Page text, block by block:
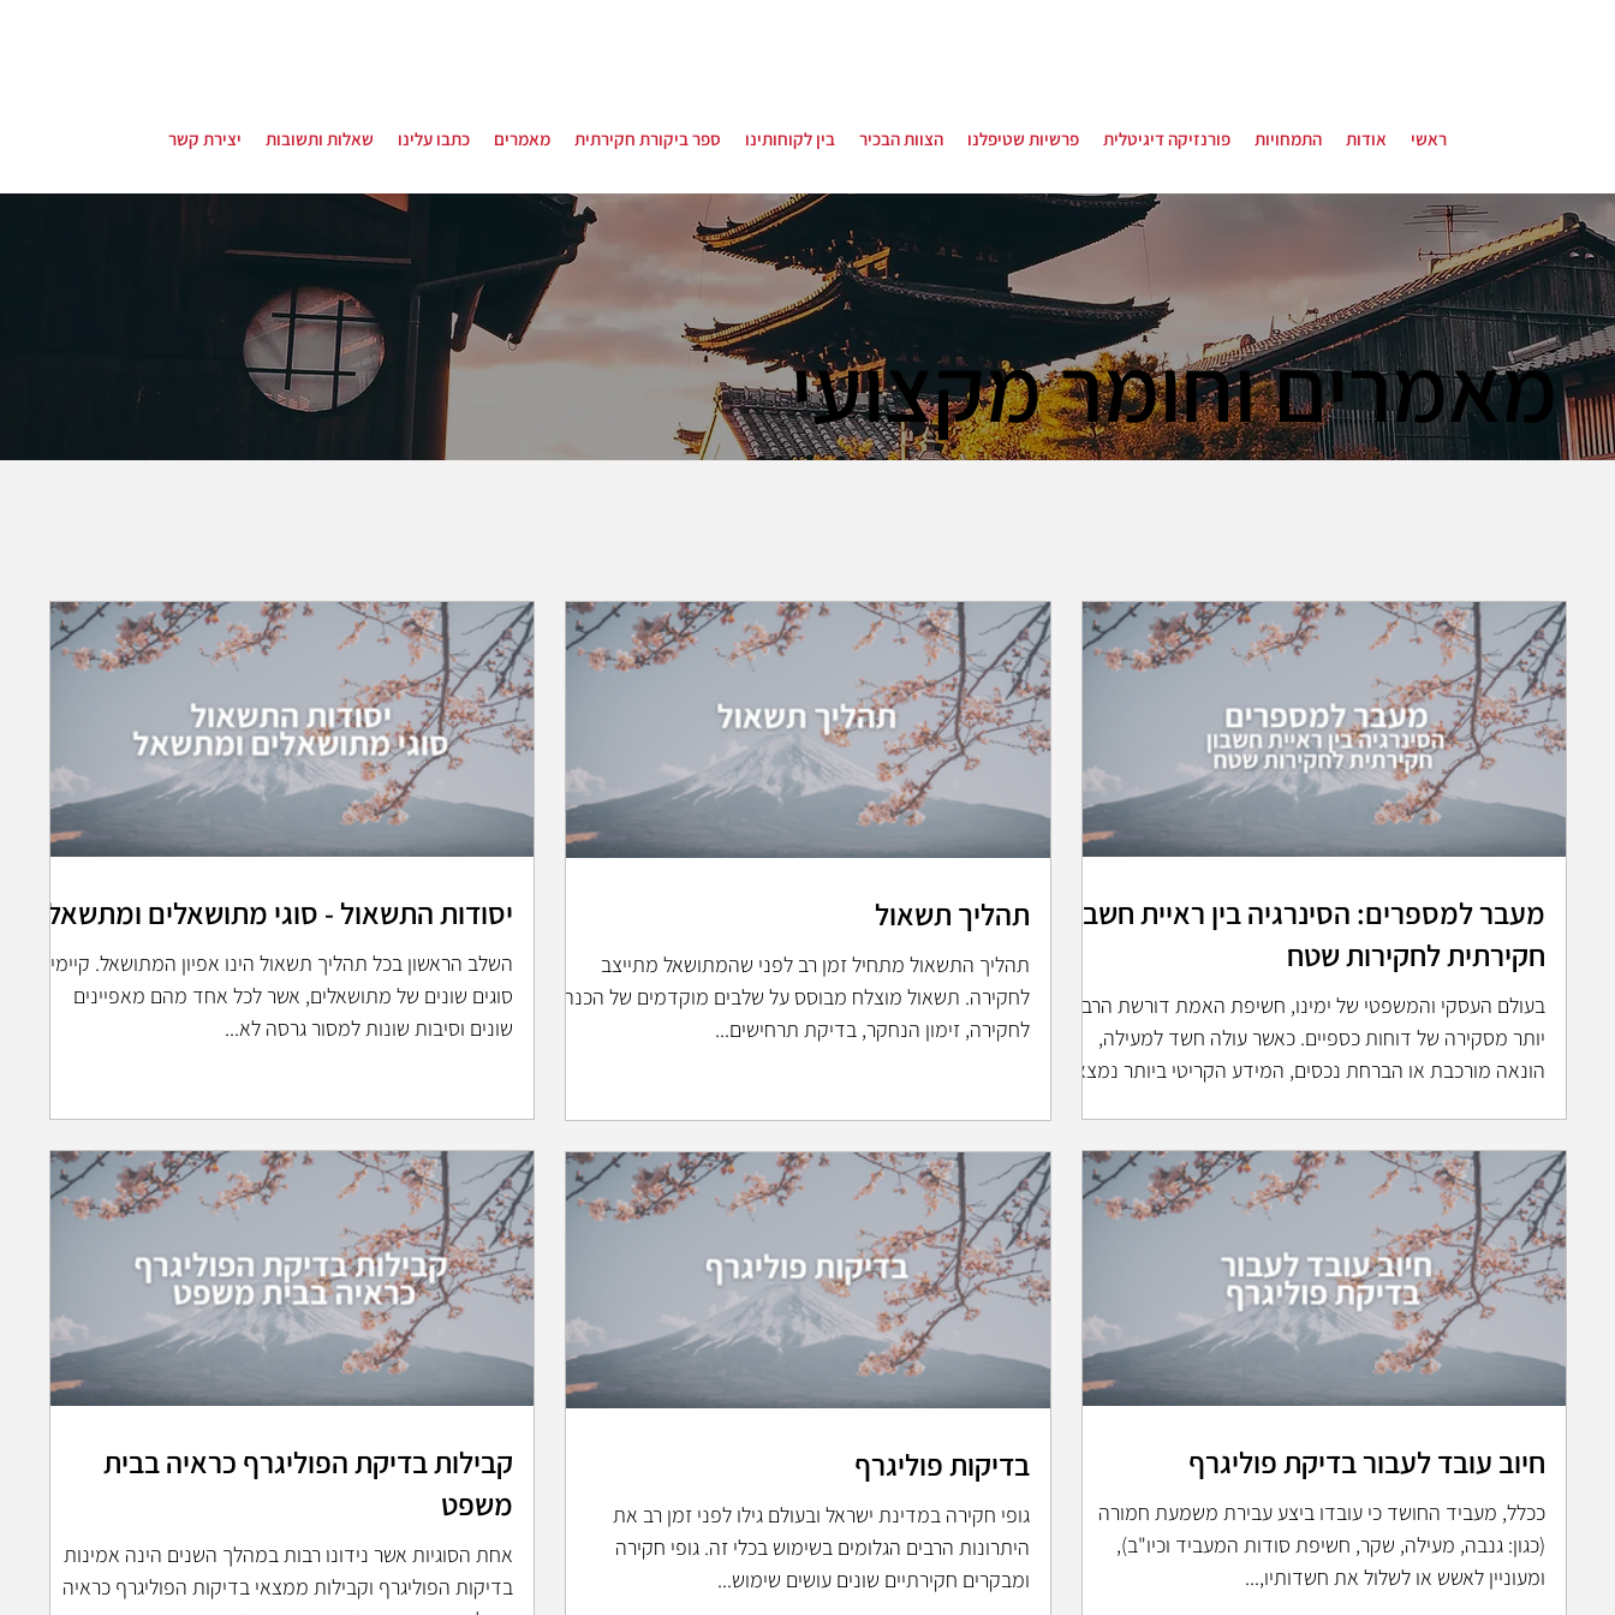
ראשי אודות התמחויות פורנזיקה דיגיטלית פרשיות שטיפלנו הצוות הבכיר בין לקוחותינו ספר ביקורת חקירתית מאמרים כתבו עלינו שאלות ותשובות יצירת קשר
מאמרים וחומר מקצועי
מעבר למספרים: הסינרגיה בין ראיית חשבון
חקירתית לחקירות שטח
בעולם העסקי והמשפטי של ימינו, חשיפת האמת דורשת הרבה
יותר מסקירה של דוחות כספיים. כאשר עולה חשד למעילה,
הונאה מורכבת או הברחת נכסים, המידע הקריטי ביותר נמצא
ובלתי מתפשר, חברות מובילות ל ראיית חשבון חקירתית
פועלות כיום באינטגרציה מלאה עם משרדי חקירות . השילוב
הזה יוצר מכונה משומנת המשלבת מוח אנליטי-חשבונאי עם
"עיניים" בשטח, והתוצאה היא מארג ראיות עוצמתי שקשה
מאוד להפריך בב
תהליך תשאול
תהליך התשאול מתחיל זמן רב לפני שהמתושאל מתייצב
לחקירה. תשאול מוצלח מבוסס על שלבים מוקדמים של הכנה
לחקירה, זימון הנחקר, בדיקת תרחישים...
יסודות התשאול - סוגי מתושאלים ומתשאל
השלב הראשון בכל תהליך תשאול הינו אפיון המתושאל. קיימים
סוגים שונים של מתושאלים, אשר לכל אחד מהם מאפיינים
שונים וסיבות שונות למסור גרסה לא...
חיוב עובד לעבור בדיקת פוליגרף
ככלל, מעביד החושד כי עובדו ביצע עבירת משמעת חמורה
(כגון: גנבה, מעילה, שקר, חשיפת סודות המעביד וכיו"ב),
ומעוניין לאשש או לשלול את חשדותיו,...
קבילות בדיקת הפוליגרף כראיה בבית
משפט
אחת הסוגיות אשר נידונו רבות במהלך השנים הינה אמינות
בדיקות הפוליגרף וקבילות ממצאי בדיקות הפוליגרף כראיה
בדיקות פוליגרף
גופי חקירה במדינת ישראל ובעולם גילו לפני זמן רב את
היתרונות הרבים הגלומים בשימוש בכלי זה. גופי חקירה
ומבקרים חקירתיים שונים עושים שימוש...